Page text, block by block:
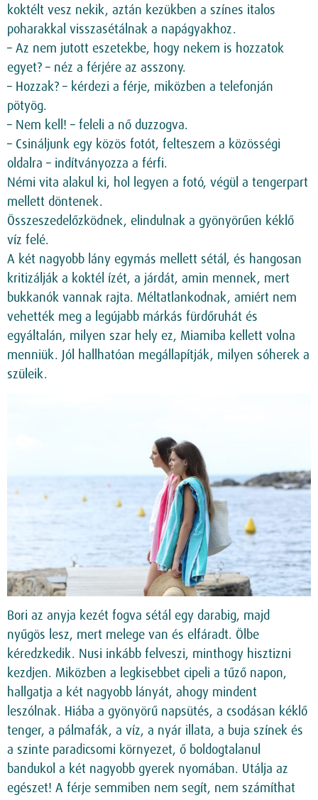
koktélt vesz nekik, aztán kezükben a színes italos
poharakkal visszasétálnak a napágyakhoz.
– Az nem jutott eszetekbe, hogy nekem is hozzatok
egyet? – néz a férjére az asszony.
– Hozzak? – kérdezi a férje, miközben a telefonján
pötyög.
– Nem kell! – feleli a nő duzzogva.
– Csináljunk egy közös fotót, felteszem a közösségi
oldalra – indítványozza a férfi.
Némi vita alakul ki, hol legyen a fotó, végül a tengerpart
mellett döntenek.
Összeszedelőzködnek, elindulnak a gyönyörűen kéklő
víz felé.
A két nagyobb lány egymás mellett sétál, és hangosan
kritizálják a koktél ízét, a járdát, amin mennek, mert
bukkanók vannak rajta. Méltatlankodnak, amiért nem
vehették meg a legújabb márkás fürdőruhát és
egyáltalán, milyen szar hely ez, Miamiba kellett volna
menniük. Jól hallhatóan megállapítják, milyen sóherek a
szüleik.
Bori az anyja kezét fogva sétál egy darabig, majd
nyűgös lesz, mert melege van és elfáradt. Ölbe
kéredzkedik. Nusi inkább felveszi, minthogy hisztizni
kezdjen. Miközben a legkisebbet cipeli a tűző napon,
hallgatja a két nagyobb lányát, ahogy mindent
leszólnak. Hiába a gyönyörű napsütés, a csodásan kéklő
tenger, a pálmafák, a víz, a nyár illata, a buja színek és
a szinte paradicsomi környezet, ő boldogtalanul
bandukol a két nagyobb gyerek nyomában. Utálja az
egészet! A férje semmiben nem segít, nem számíthat